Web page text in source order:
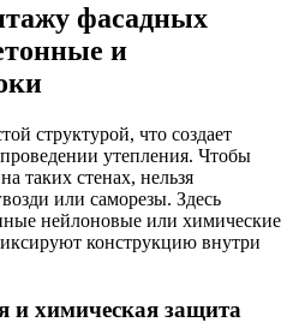
фасадных
и
структурой, что создает
утепления. Чтобы
таких стенах, нельзя
или саморезы. Здесь
нейлоновые или химические
конструкцию внутри
и химическая защита